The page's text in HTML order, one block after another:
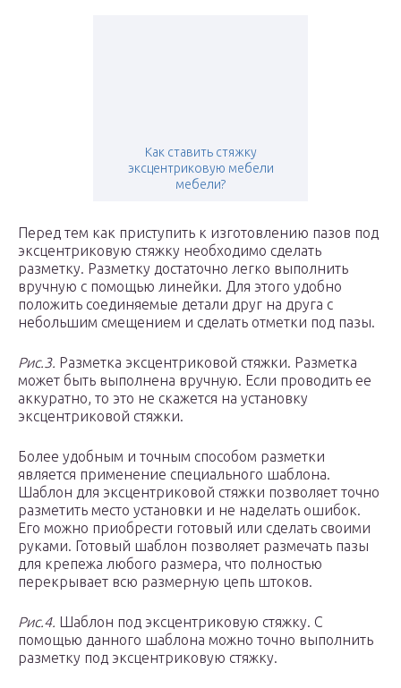
Как ставить стяжку
эксцентриковую мебели
мебели?
Перед тем как приступить к изготовлению пазов под
эксцентриковую стяжку необходимо сделать
разметку. Разметку достаточно легко выполнить
вручную с помощью линейки. Для этого удобно
положить соединяемые детали друг на друга с
небольшим смещением и сделать отметки под пазы.
Рис.3. Разметка эксцентриковой стяжки. Разметка
может быть выполнена вручную. Если проводить ее
аккуратно, то это не скажется на установку
эксцентриковой стяжки.
Более удобным и точным способом разметки
является применение специального шаблона.
Шаблон для эксцентриковой стяжки позволяет точно
разметить место установки и не наделать ошибок.
Его можно приобрести готовый или сделать своими
руками. Готовый шаблон позволяет размечать пазы
для крепежа любого размера, что полностью
перекрывает всю размерную цепь штоков.
Рис.4. Шаблон под эксцентриковую стяжку. С
помощью данного шаблона можно точно выполнить
разметку под эксцентриковую стяжку.